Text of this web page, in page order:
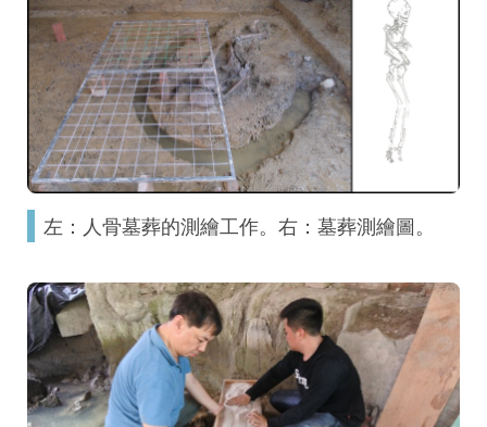
左：人骨墓葬的測繪工作。右：墓葬測繪圖。